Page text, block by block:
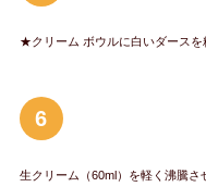
★クリーム ボウルに白いダースを
6
生クリーム（60ml）を軽く沸騰さ